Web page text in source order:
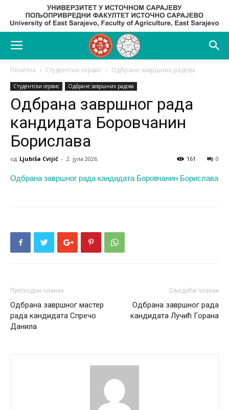
Почетна Студентски сервис Одбране завршних радова
Студентски сервис Одбране завршних радова
Одбрана завршног рада
кандидата Боровчанин
Борислава
од Ljubiša Cvijić - 2. јула 2026. 0
161
Одбрана завршног рада кандидата Боровчанин Борислава
Претходни чланак
Одбрана завршног мастер
рада кандидата Спречо
Данила
Сљедећи чланак
Одбрана завршног рада
кандидата Лучић Горана